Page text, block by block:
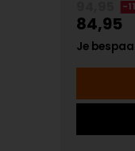
-
84,95
Je